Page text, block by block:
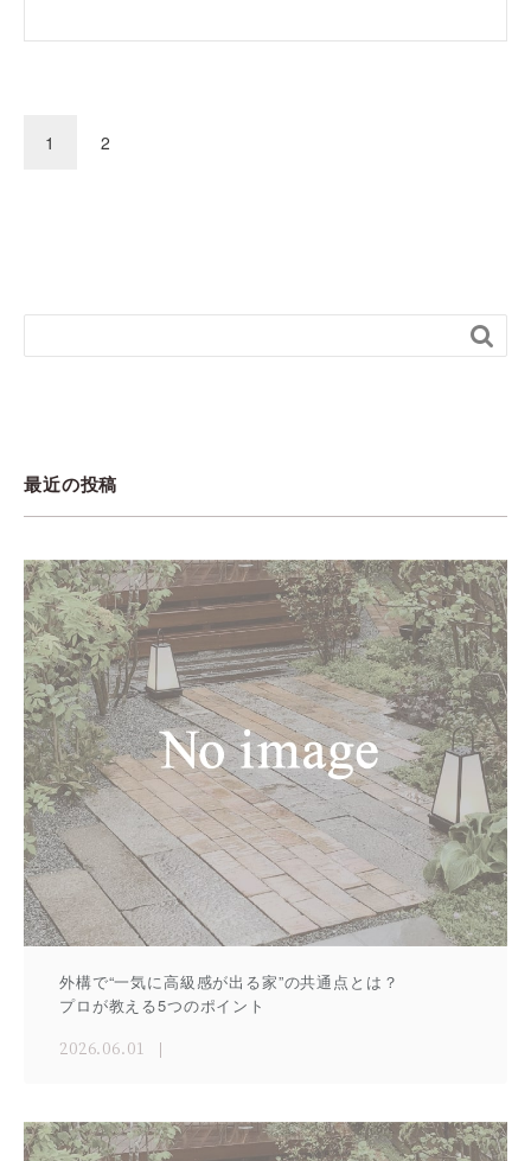
1 2

最近の投稿
外構で“一気に高級感が出る家”の共通点とは？
プロが教える5つのポイント
2026.06.01